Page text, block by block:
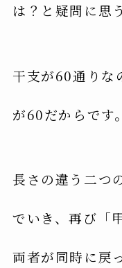
は？と疑問に思
干支が60通りな
が60だからです。
長さの違う二つ
でいき、再び「
両者が同時に戻